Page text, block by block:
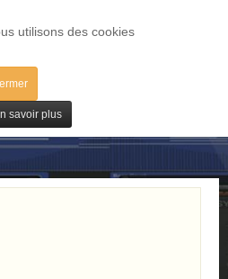
utilisons des cookies
savoir plus
LOG IN